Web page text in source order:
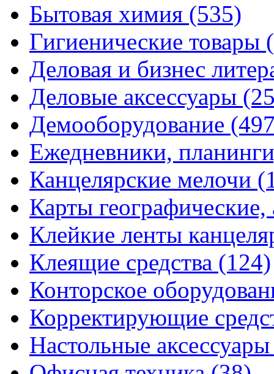
Бытовая химия (535)
Гигиенические товары
Деловая и бизнес
Деловые аксессуары
Демооборудование
Ежедневники,
Канцелярские мелочи
Карты
Клейкие ленты
Клеящие средства (124)
Конторское
Корректирующие
Настольные